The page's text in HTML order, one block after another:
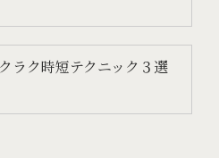
ラク時短テクニック３選